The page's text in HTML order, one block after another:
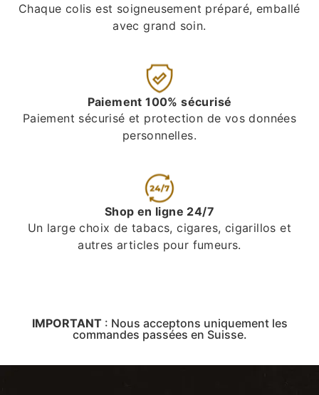
Chaque colis est soigneusement préparé, emballé
avec grand soin.
Paiement 100% sécurisé
Paiement sécurisé et protection de vos données
personnelles.
Shop en ligne 24/7
Un large choix de tabacs, cigares, cigarillos et
autres articles pour fumeurs.
IMPORTANT : Nous acceptons uniquement les
commandes passées en Suisse.